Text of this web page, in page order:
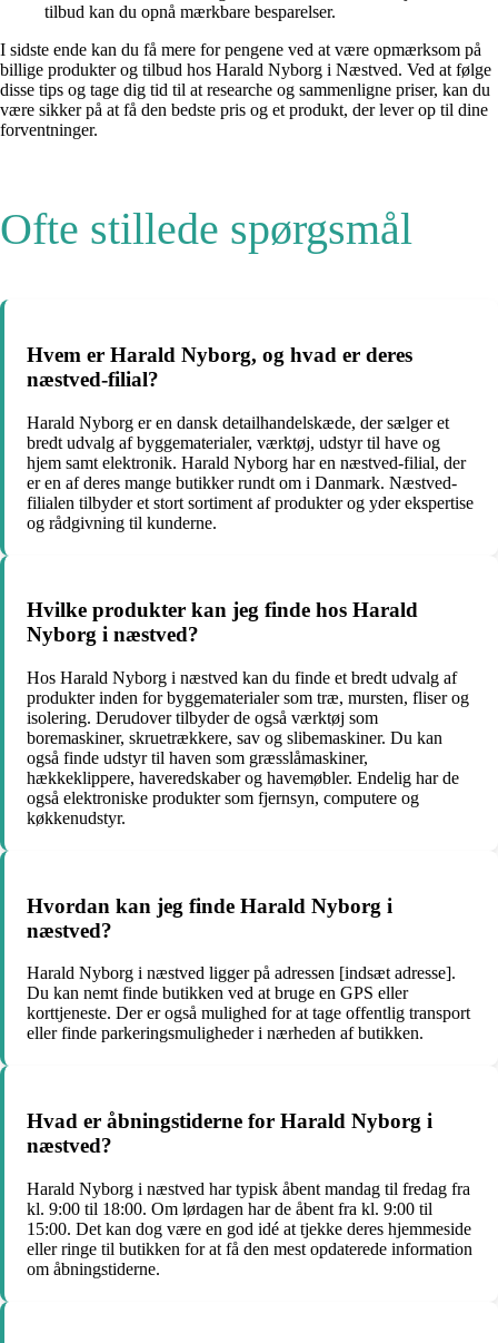
tilbud kan du opnå mærkbare besparelser.
I sidste ende kan du få mere for pengene ved at være opmærksom på
billige produkter og tilbud hos Harald Nyborg i Næstved. Ved at følge
disse tips og tage dig tid til at researche og sammenligne priser, kan du
være sikker på at få den bedste pris og et produkt, der lever op til dine
forventninger.
Ofte stillede spørgsmål
Hvem er Harald Nyborg, og hvad er deres
næstved-filial?
Harald Nyborg er en dansk detailhandelskæde, der sælger et
bredt udvalg af byggematerialer, værktøj, udstyr til have og
hjem samt elektronik. Harald Nyborg har en næstved-filial, der
er en af deres mange butikker rundt om i Danmark. Næstved-
filialen tilbyder et stort sortiment af produkter og yder ekspertise
og rådgivning til kunderne.
Hvilke produkter kan jeg finde hos Harald
Nyborg i næstved?
Hos Harald Nyborg i næstved kan du finde et bredt udvalg af
produkter inden for byggematerialer som træ, mursten, fliser og
isolering. Derudover tilbyder de også værktøj som
boremaskiner, skruetrækkere, sav og slibemaskiner. Du kan
også finde udstyr til haven som græsslåmaskiner,
hækkeklippere, haveredskaber og havemøbler. Endelig har de
også elektroniske produkter som fjernsyn, computere og
køkkenudstyr.
Hvordan kan jeg finde Harald Nyborg i
næstved?
Harald Nyborg i næstved ligger på adressen [indsæt adresse].
Du kan nemt finde butikken ved at bruge en GPS eller
korttjeneste. Der er også mulighed for at tage offentlig transport
eller finde parkeringsmuligheder i nærheden af butikken.
Hvad er åbningstiderne for Harald Nyborg i
næstved?
Harald Nyborg i næstved har typisk åbent mandag til fredag fra
kl. 9:00 til 18:00. Om lørdagen har de åbent fra kl. 9:00 til
15:00. Det kan dog være en god idé at tjekke deres hjemmeside
eller ringe til butikken for at få den mest opdaterede information
om åbningstiderne.